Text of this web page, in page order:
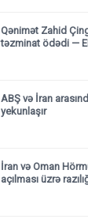
Qənimət Zahid
təzminat ödədi —
ABŞ və İran
yekunlaşır
İran və Oman
açılması üzrə